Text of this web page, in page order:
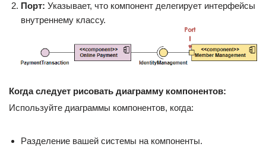
Порт: Указывает, что компонент делегирует интерфейсы
внутреннему классу.
Когда следует рисовать диаграмму компонентов:
Используйте диаграммы компонентов, когда:
Разделение вашей системы на компоненты.